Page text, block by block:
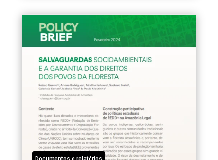
Documentos e relatórios